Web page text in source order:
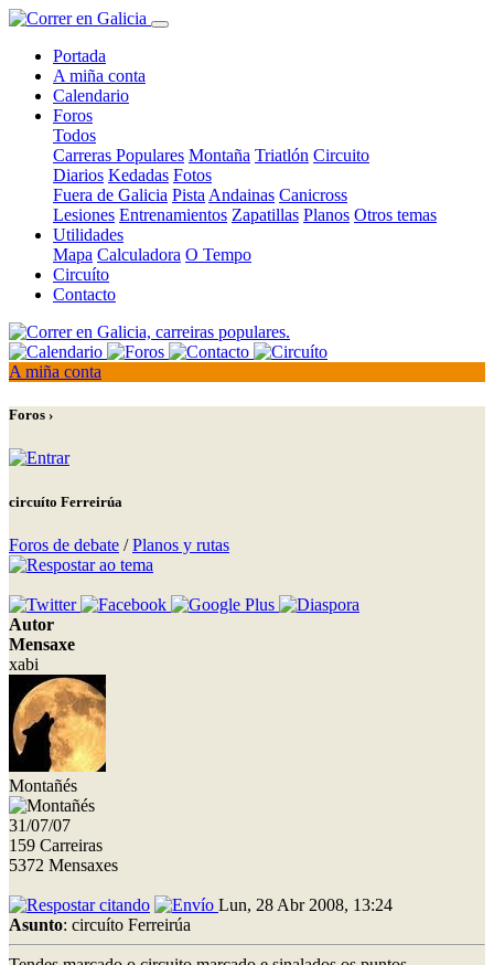
Portada
A miña conta
Calendario
Foros
Todos
Carreras Populares Montaña Triatlón Circuito
Diarios Kedadas Fotos
Fuera de Galicia Pista Andainas Canicross
Lesiones Entrenamientos Zapatillas Planos Otros temas
Utilidades
Mapa Calculadora O Tempo
Circuíto
Contacto
A miña conta
Foros ›
circuíto Ferreirúa
Foros de debate /Planos y rutas
Autor
Mensaxe
xabi
Montañés
31/07/07
159 Carreiras
5372 Mensaxes
Lun, 28 Abr 2008, 13:24
Asunto: circuíto Ferreirúa